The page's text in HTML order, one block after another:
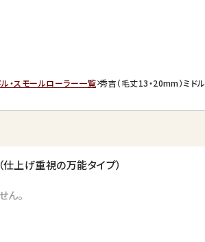
ル・スモールローラー一覧 秀吉（毛丈13・20mm）ミドル
上げ重視の万能タイプ）
ん。